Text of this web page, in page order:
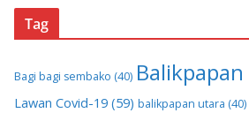
Tag
Bagi bagi sembako (40) Balikpapan
Lawan Covid-19 (59) balikpapan utara (40)